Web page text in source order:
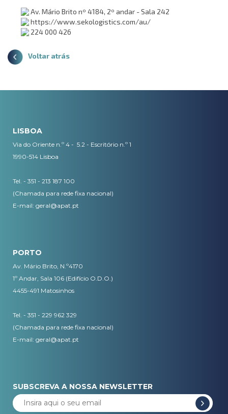
Av. Mário Brito nº 4184, 2º andar - Sala 242
https://www.sekologistics.com/au/
224 000 426
Voltar atrás
LISBOA
Via do Oriente n.º 4 - 5.2 - Escritório n.º 1
1990-514 Lisboa
Tel. - 351 - 213 187 100
(Chamada para rede fixa nacional)
E-mail: geral@apat.pt
PORTO
Av. Mário Brito, N.º4170
1º Andar, Sala 106 (Edifício O.D.O.)
4455-491 Matosinhos
Tel. - 351 - 229 962 329
(Chamada para rede fixa nacional)
E-mail: geral@apat.pt
SUBSCREVA A NOSSA NEWSLETTER